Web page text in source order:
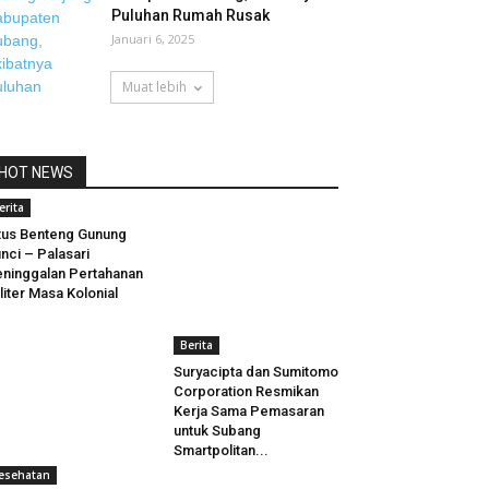
Puluhan Rumah Rusak
Januari 6, 2025
Muat lebih
HOT NEWS
Benteng Gunung
– Palasari
Pertahanan
Masa Kolonial
Berita
Suryacipta dan Sumitomo
Corporation Resmikan
Kerja Sama Pemasaran
untuk Subang
Smartpolitan...